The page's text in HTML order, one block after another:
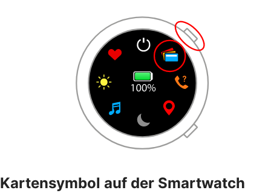
Kartensymbol auf der Smartwatch